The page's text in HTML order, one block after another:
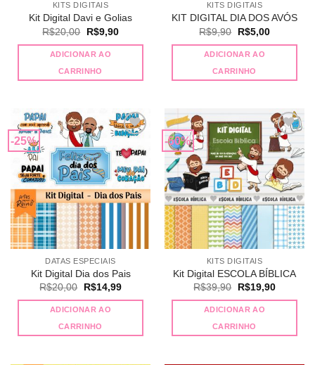
KITS DIGITAIS
Kit Digital Davi e Golias
R$20,00 O
original
era:
R$20,00.
R$9,90O
ADICIONAR AO
CARRINHO
KITS DIGITAIS
KIT DIGITAL DIA DOS AVÓS
R$9,90 O
original
era:
R$9,90.
R$5,00O
ADICIONAR AO
CARRINHO
-25%
Adicionar
a lista de
desejos
DATAS ESPECIAIS
Kit Digital Dia dos Pais
R$20,00 O
original
era:
R$20,00.
R$14,99O
ADICIONAR AO
CARRINHO
-50%
Adicionar
a lista de
desejos
KITS DIGITAIS
Kit Digital ESCOLA BÍBLICA
R$39,90 O
original
era:
R$39,90.
R$19,90O
ADICIONAR AO
CARRINHO